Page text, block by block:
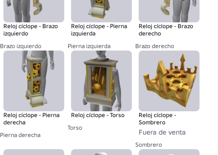
Reloj cíclope - Brazo
izquierdo
Brazo izquierdo
Reloj cíclope - Pierna
izquierda
Pierna izquierda
Reloj cíclope - Brazo
derecho
Brazo derecho
Reloj cíclope - Pierna
derecha
Pierna derecha
Reloj cíclope - Torso
Torso
Reloj cíclope -
Sombrero
Fuera de venta
Sombrero